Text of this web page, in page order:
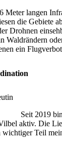
Meter langen
die Gebiete
Drohnen
Waldrändern
ein
Seit 2019
aktiv. Die
Teil